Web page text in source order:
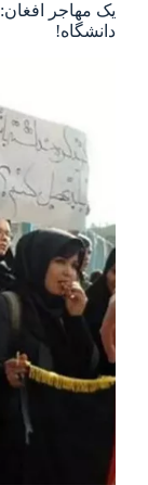
یک مهاجر
دانشگاه!